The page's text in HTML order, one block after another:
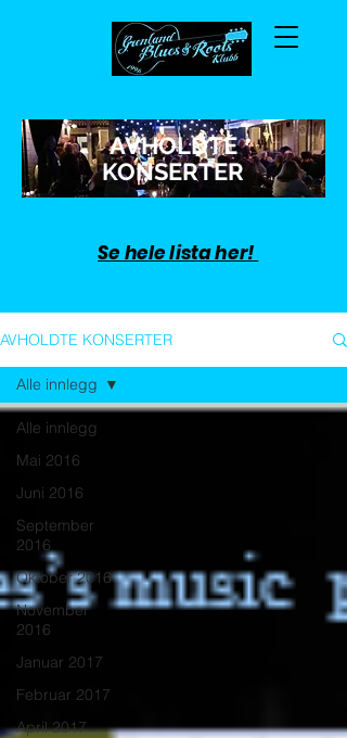
AVHOLDTE
KONSERTER
Se hele lista her!
AVHOLDTE KONSERTER
Alle innlegg
Mai 2016
Juni 2016
September
2016
Oktober 2016
November
2016
Januar 2017
Februar 2017
April 2017
Alle innlegg